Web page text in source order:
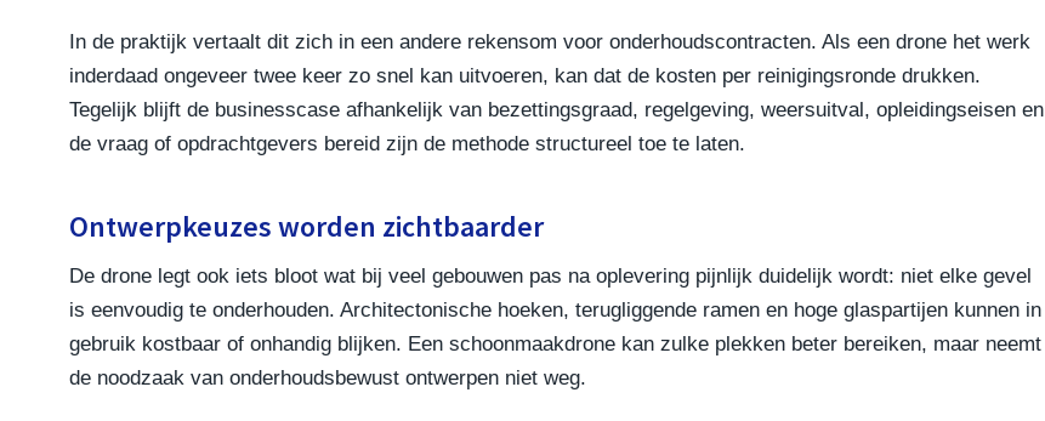
In de praktijk vertaalt dit zich in een andere rekensom voor onderhoudscontracten. Als een drone het werk
inderdaad ongeveer twee keer zo snel kan uitvoeren, kan dat de kosten per reinigingsronde drukken.
Tegelijk blijft de businesscase afhankelijk van bezettingsgraad, regelgeving, weersuitval, opleidingseisen en
de vraag of opdrachtgevers bereid zijn de methode structureel toe te laten.
Ontwerpkeuzes worden zichtbaarder
De drone legt ook iets bloot wat bij veel gebouwen pas na oplevering pijnlijk duidelijk wordt: niet elke gevel
is eenvoudig te onderhouden. Architectonische hoeken, terugliggende ramen en hoge glaspartijen kunnen in
gebruik kostbaar of onhandig blijken. Een schoonmaakdrone kan zulke plekken beter bereiken, maar neemt
de noodzaak van onderhoudsbewust ontwerpen niet weg.